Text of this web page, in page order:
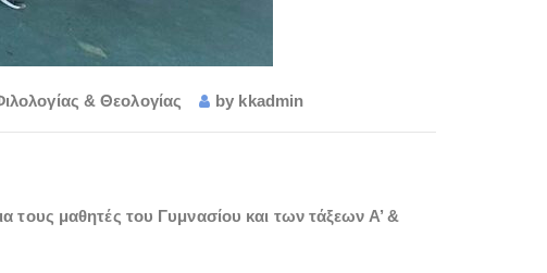
& Θεολογίας by kkadmin
μαθητές του Γυμνασίου και των τάξεων Α’ &